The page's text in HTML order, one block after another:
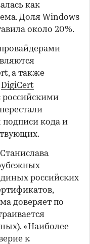
как
Доля Windows
около 20%.
а также
DigiCert
российскими
кода и
российских
доверяет по
«Наиболее
к